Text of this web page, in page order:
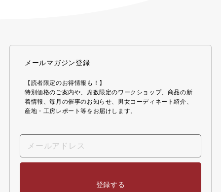
メールマガジン登録
【読者限定のお得情報も！】
特別価格のご案内や、席数限定のワークショップ、商品の新
着情報、毎月の催事のお知らせ、男女コーディネート紹介、
産地・工房レポート等をお届けします。
登録する